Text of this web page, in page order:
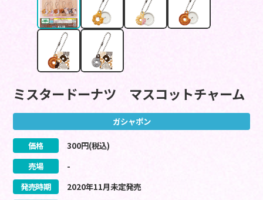
ミスタードーナツ マスコットチャーム
ガシャポン
価格 300円(税込)
売場
-
発売時期
2020年11月未定発売